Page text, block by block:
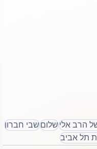
הרב אלישלוםשבי חברון
תל אביב